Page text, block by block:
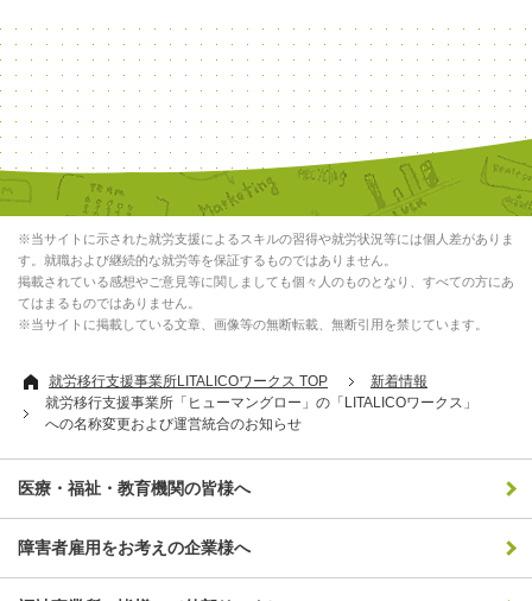
※当サイトに示された就労支援によるスキルの習得や就労状況等には個人差がありま
す。就職および継続的な就労等を保証するものではありません。
掲載されている感想やご意見等に関しましても個々人のものとなり、すべての方にあ
てはまるものではありません。
※当サイトに掲載している文章、画像等の無断転載、無断引用を禁じています。
就労移行支援事業所LITALICOワークス TOP
新着情報
就労移行支援事業所「ヒューマングロー」の「LITALICOワークス」
への名称変更および運営統合のお知らせ
医療・福祉・教育機関の皆様へ
障害者雇用をお考えの企業様へ